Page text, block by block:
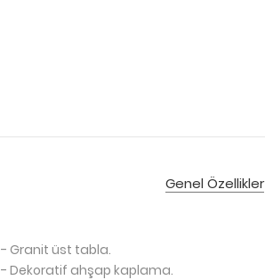
Genel Özellikler
- Granit üst tabla.
- Dekoratif ahşap kaplama.